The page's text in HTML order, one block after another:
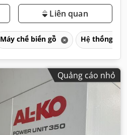
Liên quan
Máy chế biến gỗ Hệ thống
Quảng cáo nhỏ